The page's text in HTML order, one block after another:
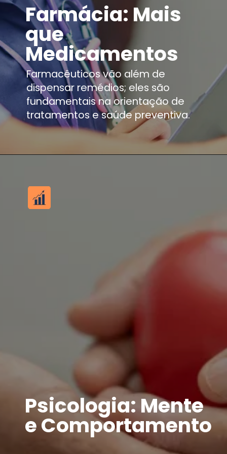
Farmácia: Mais
que
Medicamentos
Farmacêuticos vão além de
dispensar remédios; eles são
fundamentais na orientação de
tratamentos e saúde preventiva.
Psicologia: Mente
e Comportamento